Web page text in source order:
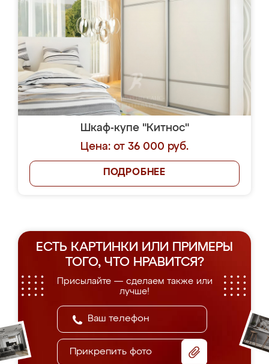
Шкаф-купе "Китнос"
Цена: от 36 000 руб.
ПОДРОБНЕЕ
ЕСТЬ КАРТИНКИ ИЛИ ПРИМЕРЫ
ТОГО, ЧТО НРАВИТСЯ?
Присылайте — сделаем также или
лучше!
Прикрепить фото